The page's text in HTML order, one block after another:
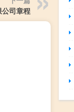
司章程